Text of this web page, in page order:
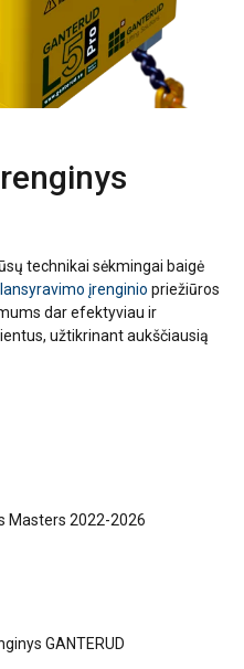
technikai sėkmingai baigė
įrenginio priežiūros
dar efektyviau ir
užtikrinant aukščiausią
Masters 2022-2026
GANTERUD